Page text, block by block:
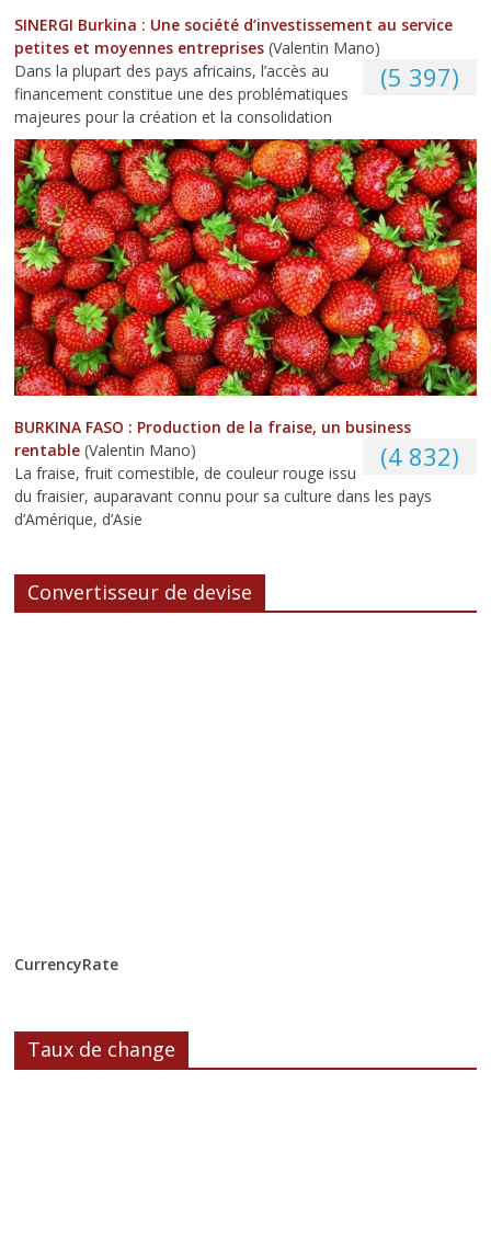
SINERGI Burkina : Une société d’investissement au service
petites et moyennes entreprises (Valentin Mano)
(5 397)
Dans la plupart des pays africains, l’accès au
financement constitue une des problématiques
majeures pour la création et la consolidation
BURKINA FASO : Production de la fraise, un business
rentable (Valentin Mano) (4 832)
La fraise, fruit comestible, de couleur rouge issu
du fraisier, auparavant connu pour sa culture dans les pays
d’Amérique, d’Asie
Convertisseur de devise
CurrencyRate
Taux de change